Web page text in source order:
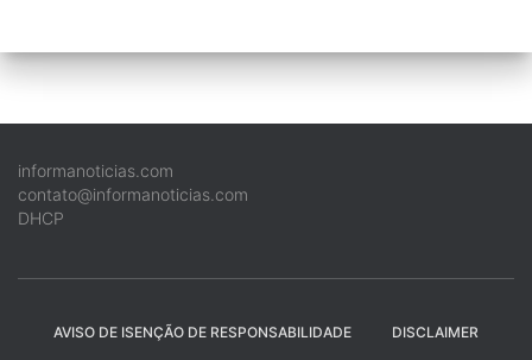
informanoticias.com
contato@informanoticias.com
DHCP
AVISO DE ISENÇÃO DE RESPONSABILIDADE DISCLAIMER